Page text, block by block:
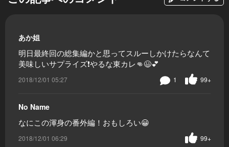
あか姐
明日最終回の総集編かと思ってスルーしかけたらなんて
美味しいサプライズ❗やるな東カレ👊😃💕
2018/12/01 05:27 99+
1
No Name
なにこの渾身の番外編！おもしろい😀
2018/12/01 06:29 99+